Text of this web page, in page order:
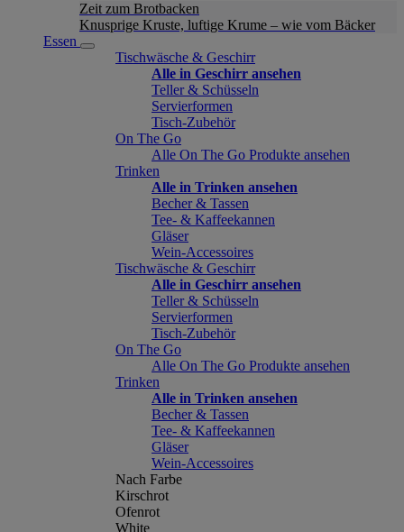
Zeit zum Brotbacken
Knusprige Kruste, luftige Krume – wie vom Bäcker
Essen
Tischwäsche & Geschirr
Alle in Geschirr ansehen
Teller & Schüsseln
Servierformen
Tisch-Zubehör
On The Go
Alle On The Go Produkte ansehen
Trinken
Alle in Trinken ansehen
Becher & Tassen
Tee- & Kaffeekannen
Gläser
Wein-Accessoires
Tischwäsche & Geschirr
Alle in Geschirr ansehen
Teller & Schüsseln
Servierformen
Tisch-Zubehör
On The Go
Alle On The Go Produkte ansehen
Trinken
Alle in Trinken ansehen
Becher & Tassen
Tee- & Kaffeekannen
Gläser
Wein-Accessoires
Nach Farbe
Kirschrot
Ofenrot
White